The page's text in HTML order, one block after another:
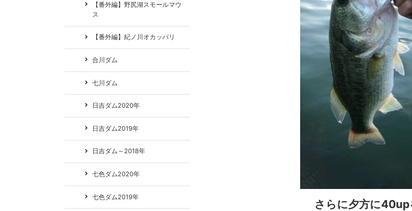
さらに夕方に40up
【番外編】野尻湖スモールマウ
ス
【番外編】紀ノ川オカッパリ
合川ダム
七川ダム
日吉ダム2020年
日吉ダム2019年
日吉ダム～2018年
七色ダム2020年
七色ダム2019年